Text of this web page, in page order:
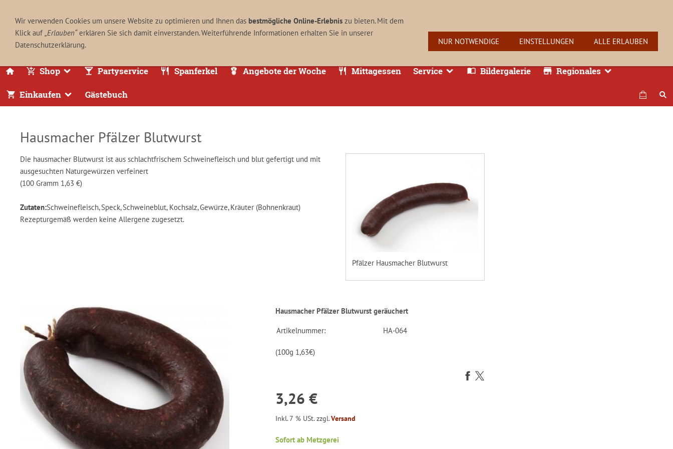
Shop Partyservice Spanferkel Angebote der Woche Mittagessen Service Bildergalerie Regionales
Einkaufen Gästebuch
Hausmacher Pfälzer Blutwurst
Pfälzer Hausmacher Blutwurst
Die hausmacher Blutwurst ist aus schlachtfrischem Schweinefleisch und blut gefertigt und mit
ausgesuchten Naturgewürzen verfeinert
(100 Gramm 1,63 €)
Zutaten:Schweinefleisch, Speck, Schweineblut, Kochsalz, Gewürze, Kräuter (Bohnenkraut)
Rezepturgemäß werden keine Allergene zugesetzt.
Hausmacher Pfälzer Blutwurst geräuchert
Artikelnummer: HA-064
(100g 1,63€)
3,26 €
Inkl. 7 % USt. zzgl.Versand
Sofort ab Metzgerei
Wir verwenden Cookies um unsere Website zu optimieren und Ihnen das bestmögliche Online-Erlebnis zu bieten. Mit dem
Klick auf „Erlauben“erklären Sie sich damit einverstanden. Weiterführende Informationen erhalten Sie in unserer
Datenschutzerklärung.
NUR NOTWENDIGE EINSTELLUNGEN ALLE ERLAUBEN